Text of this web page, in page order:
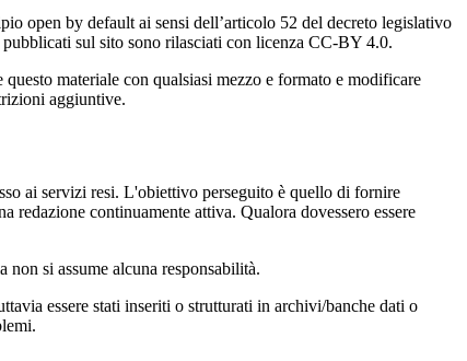
open by default ai sensi dell’articolo 52 del decreto legislativo
sul sito sono rilasciati con licenza CC-BY 4.0.
materiale con qualsiasi mezzo e formato e modificare
aggiuntive.
ai servizi resi. L'obiettivo perseguito è quello di fornire
redazione continuamente attiva. Qualora dovessero essere
si assume alcuna responsabilità.
essere stati inseriti o strutturati in archivi/banche dati o